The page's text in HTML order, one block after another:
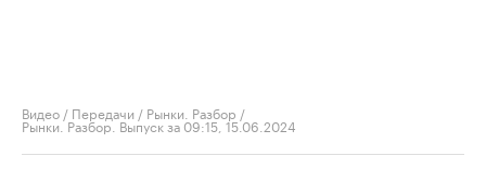
Видео / Передачи / Рынки. Разбор /
Рынки. Разбор. Выпуск за 09:15, 15.06.2024